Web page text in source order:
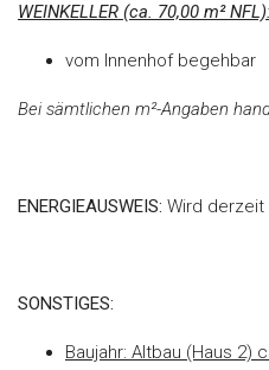
WEINKELLER (ca. 70,00 m² NFL):
vom Innenhof begehbar
Bei sämtlichen m²-Angaben
ENERGIEAUSWEIS: Wird
SONSTIGES:
Baujahr: Altbau (Haus 2)